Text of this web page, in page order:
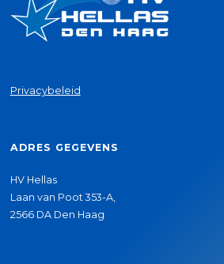
Privacybeleid
ADRES GEGEVENS
HV Hellas
Laan van Poot 353-A,
2566 DA Den Haag